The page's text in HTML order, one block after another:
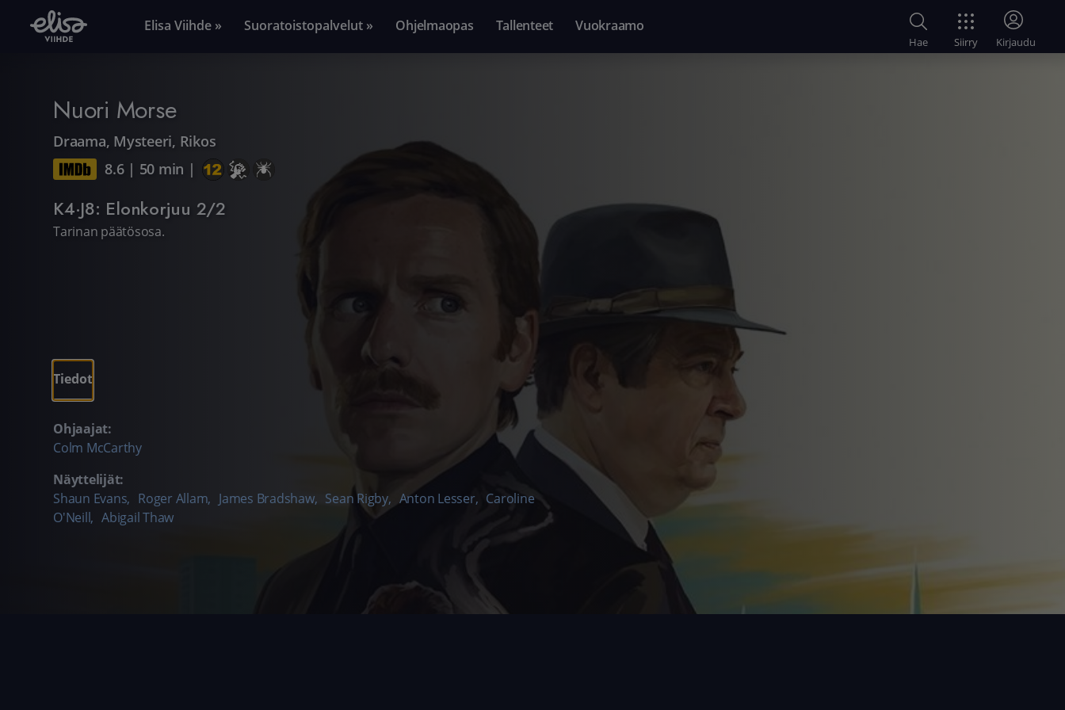
Elisa Viihde » Suoratoistopalvelut » Ohjelmaopas Tallenteet Vuokraamo
Hae Siirry Kirjaudu
Nuori Morse
Draama, Mysteeri, Rikos
8.6| 50 min |
K4·J8: Elonkorjuu 2/2
Tarinan päätösosa.
Tiedot
Ohjaajat:
Colm McCarthy
Näyttelijät:
Shaun Evans, Roger Allam, James Bradshaw, Sean Rigby, Anton Lesser, Caroline
O'Neill , Abigail Thaw